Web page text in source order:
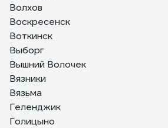
Волхов
Воскресенск
Воткинск
Выборг
Вышний Волочек
Вязники
Вязьма
Геленджик
Голицыно